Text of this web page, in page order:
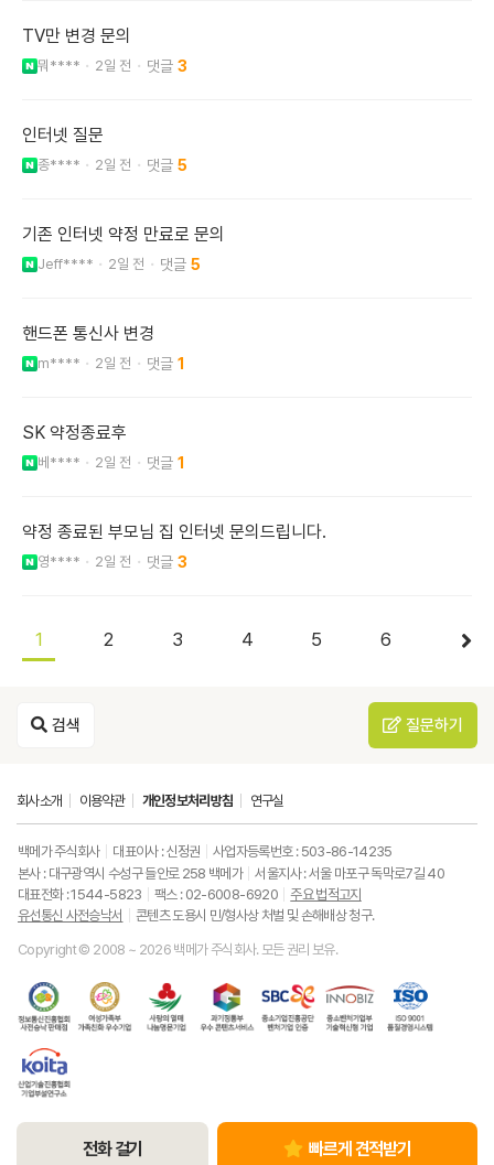
TV만 변경 문의
뭐**** 2일 전 3
인터넷 질문
종**** 2일 전 5
기존 인터넷 약정 만료로 문의
Jeff**** 2일 전 5
핸드폰 통신사 변경
m**** 2일 전 1
SK 약정종료후
베**** 2일 전 1
약정 종료된 부모님 집 인터넷 문의드립니다.
영**** 2일 전 3
1 2 3 4 5 6
검색 질문하기
회사소개 이용약관 개인정보처리방침 연구실
백메가 주식회사 대표이사 : 신정권
사업자등록번호 : 503-86-14235
본사 : 대구광역시 수성구 들안로 258 백메가
서울지사 : 서울 마포구 독막로7길 40
대표전화 : 1544-5823
팩스 : 02-6008-6920
주요 법적고지
유선통신 사전승낙서
콘텐츠 도용시 민/형사상 처벌 및 손해배상 청구.
Copyright © 2008 ~ 2026 백메가 주식회사. 모든 권리 보유.
정
보
신
진
흥
유
가
수
기
랑
의
열
모
금
통
서
중
소
기
업
중
소
벤
처
형
기
ISO9001
경
한
국
산
업
술
전화 걸기 빠르게 견적받기